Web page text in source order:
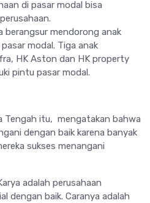
di pasar modal bisa
berangsur mendorong anak
modal. Tiga anak
HK Aston dan HK property
pintu pasar modal.
Tengah itu, mengatakan bahwa
dengan baik karena banyak
sukses menangani
adalah perusahaan
dengan baik. Caranya adalah